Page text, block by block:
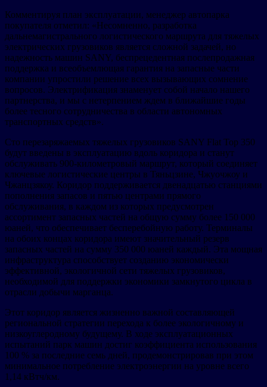
Комментируя план эксплуатации, менеджер автопарка
покупателя отметил: «Несомненно, разработка
дальнемагистрального логистического маршрута для тяжелых
электрических грузовиков является сложной задачей, но
надежность машин SANY, беспрецедентная послепродажная
поддержка и всеобъемлющая гарантия на запасные части
компании упростили решение всех вызывающих сомнение
вопросов. Электрификация знаменует собой начало нашего
партнерства, и мы с нетерпением ждем в ближайшие годы
более тесного сотрудничества в области автономных
транспортных средств».
Сто перезаряжаемых тяжелых грузовиков SANY Flat Top 350
будут введены в эксплуатацию вдоль коридора и станут
обслуживать 900-километровый маршрут, который соединяет
ключевые логистические центры в Тяньцзине, Чжуочжоу и
Чжанцзякоу. Коридор поддерживается двенадцатью станциями
пополнения запасов и пятью центрами прямого
обслуживания, в каждом из которых предусмотрен
ассортимент запасных частей на общую сумму более 150 000
юаней, что обеспечивает бесперебойную работу. Терминалы
на обоих концах коридора имеют значительный резерв
запасных частей на сумму 350 000 юаней каждый. Эта мощная
инфраструктура способствует созданию экономически
эффективной, экологичной сети тяжелых грузовиков,
необходимой для поддержки экономики замкнутого цикла в
отрасли добычи марганца.
Этот коридор является жизненно важной составляющей
региональной стратегии перехода к более экологичному и
низкоуглеродному будущему. В ходе эксплуатационных
испытаний парк машин достиг коэффициента использования
100 % за последние семь дней, продемонстрировав при этом
минимальное потребление электроэнергии на уровне всего
1,14 кВтч/км.